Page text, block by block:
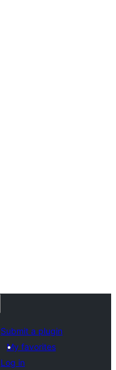
Submit a plugin
My favorites
Log in